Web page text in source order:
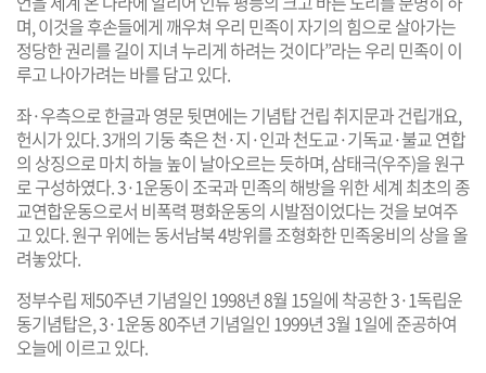
며, 이것을 후손들에게 깨우쳐 우리 민족이 자기의 힘으로 살아가는
정당한 권리를 길이 지녀 누리게 하려는 것이다”라는 우리 민족이 이
루고 나아가려는 바를 담고 있다.
좌·우측으로 한글과 영문 뒷면에는 기념탑 건립 취지문과 건립개요,
헌시가 있다. 3개의 기둥 축은 천·지·인과 천도교·기독교·불교 연합
의 상징으로 마치 하늘 높이 날아오르는 듯하며, 삼태극(우주)을 원구
로 구성하였다. 3·1운동이 조국과 민족의 해방을 위한 세계 최초의 종
교연합운동으로서 비폭력 평화운동의 시발점이었다는 것을 보여주
고 있다. 원구 위에는 동서남북 4방위를 조형화한 민족웅비의 상을 올
려놓았다.
정부수립 제50주년 기념일인 1998년 8월 15일에 착공한 3·1독립운
동기념탑은, 3·1운동 80주년 기념일인 1999년 3월 1일에 준공하여
오늘에 이르고 있다.